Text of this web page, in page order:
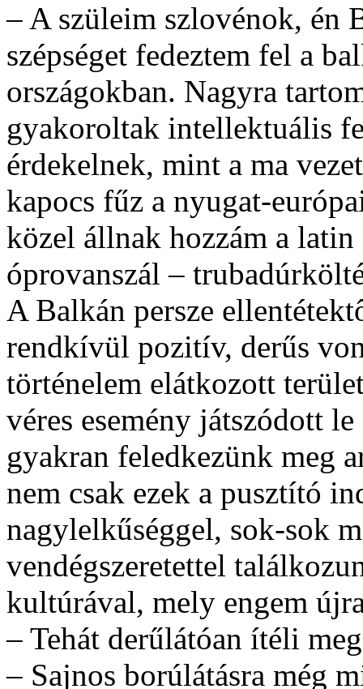
– A szüleim szlovénok, én
szépséget fedeztem fel a
országokban. Nagyra
gyakoroltak intellektuális
érdekelnek, mint a ma
kapocs fűz a nyugat-
közel állnak hozzám a
óprovanszál –
A Balkán persze
rendkívül pozitív, derűs
történelem elátkozott
véres esemény játszódott
gyakran feledkezünk meg
nem csak ezek a pusztító
nagylelkűséggel, sok-sok
vendégszeretettel
kultúrával, mely engem
– Tehát derűlátóan ítéli
– Sajnos borúlátásra még